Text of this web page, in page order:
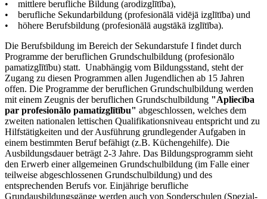
• mittlere berufliche Bildung (arodizglītība),
• berufliche Sekundarbildung (profesionālā vidējā izglītība) und
• höhere Berufsbildung (profesionālā augstākā izglītība).
Die Berufsbildung im Bereich der Sekundarstufe I findet durch
Programme der beruflichen Grundschulbildung (profesionālo
pamatizglītību) statt. Unabhängig vom Bildungsstand, steht der
Zugang zu diesen Programmen allen Jugendlichen ab 15 Jahren
offen. Die Programme der beruflichen Grundschulbildung werden
mit einem Zeugnis der beruflichen Grundschulbildung "Apliecība
par profesionālo pamatizglītību" abgeschlossen, welches dem
zweiten nationalen lettischen Qualifikationsniveau entspricht und zu
Hilfstätigkeiten und der Ausführung grundlegender Aufgaben in
einem bestimmten Beruf befähigt (z.B. Küchengehilfe). Die
Ausbildungsdauer beträgt 2-3 Jahre. Das Bildungsprogramm sieht
den Erwerb einer allgemeinen Grundschulbildung (im Falle einer
teilweise abgeschlossenen Grundschulbildung) und des
entsprechenden Berufs vor. Einjährige berufliche
Grundausbildungsgänge werden auch von Sonderschulen (Spezial-